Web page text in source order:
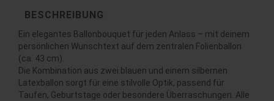
BESCHREIBUNG
Ein elegantes Ballonbouquet für jeden Anlass – mit deinem
persönlichen Wunschtext auf dem zentralen Folienballon
(ca. 43 cm).
Die Kombination aus zwei blauen und einem silbernen
Latexballon sorgt für eine stilvolle Optik, passend für
Taufen, Geburtstage oder besondere Überraschungen. Alle